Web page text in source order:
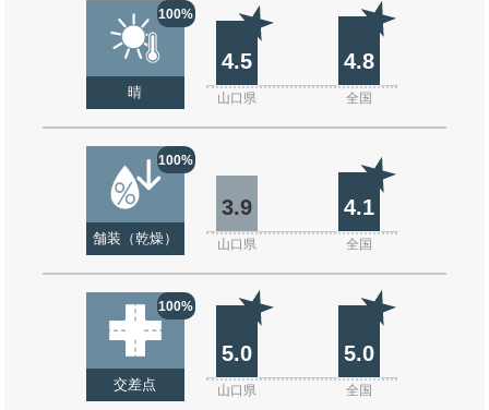
100%
晴
4.5 4.8
山口県 全国
100%
舗装（乾燥）
3.9 4.1
山口県 全国
100%
交差点
5.0 5.0
山口県 全国